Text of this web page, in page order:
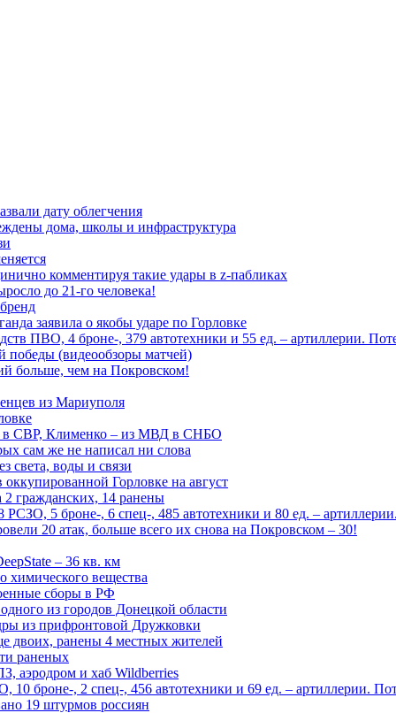
дату облегчения
дома, школы и инфраструктура
комментируя такие удары в z-пабликах
до 21-го человека!
заявила о якобы ударе по Горловке
ПВО, 4 броне-, 379 автотехники и 55 ед. – артиллерии.
победы (видеообзоры матчей)
больше, чем на Покровском!
из Мариуполя
в СВР, Клименко – из МВД в СНБО
сам же не написал ни слова
света, воды и связи
Горловке на август
гражданских, 14 ранены
5 броне-, 6 спец-, 485 автотехники и 80 ед. –
20 атак, больше всего их снова на Покровском – 30!
– 36 кв. км
химического вещества
сборы в РФ
из городов Донецкой области
из прифронтовой Дружковки
двоих, ранены 4 местных жителей
раненых
аэродром и хаб Wildberries
броне-, 2 спец-, 456 автотехники и 69 ед. – артиллерии.
19 штурмов россиян